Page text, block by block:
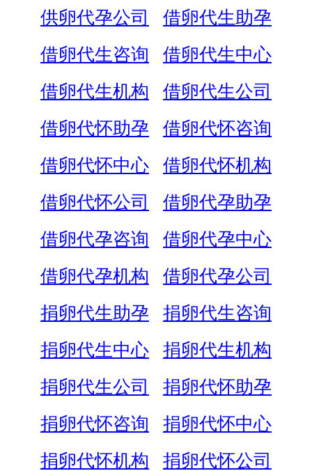
供卵代孕公司
借卵代生助孕
借卵代生咨询
借卵代生中心
借卵代生机构
借卵代生公司
借卵代怀助孕
借卵代怀咨询
借卵代怀中心
借卵代怀机构
借卵代怀公司
借卵代孕助孕
借卵代孕咨询
借卵代孕中心
借卵代孕机构
借卵代孕公司
捐卵代生助孕
捐卵代生咨询
捐卵代生中心
捐卵代生机构
捐卵代生公司
捐卵代怀助孕
捐卵代怀咨询
捐卵代怀中心
捐卵代怀机构
捐卵代怀公司